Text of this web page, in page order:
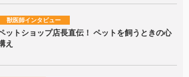
獣医師インタビュー
ットショップ店長直伝！ ペットを飼うときの心
え